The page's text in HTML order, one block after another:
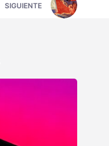
SIGUIENTE